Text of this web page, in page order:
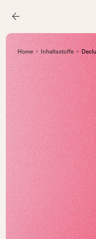
arrow_back
Home Inhaltsstoffe